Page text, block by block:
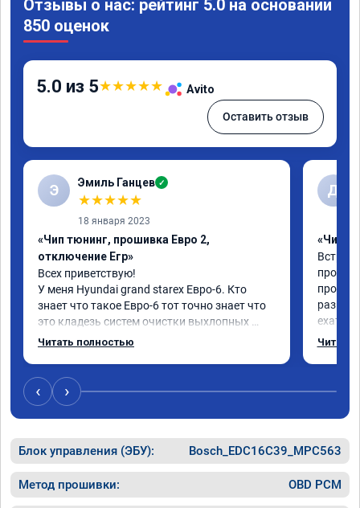
Отзывы о нас: рейтинг 5.0 на основании
850 оценок
5.0 из 5★★★★★ Avito
Оставить отзыв
Э Эмиль Ганцев ✓
★★★★★
18 января 2023
«Чип тюнинг, прошивка Евро 2,
отключение Егр»
Всех приветствую!
У меня Hyundai grand starex Евро-6. Кто
знает что такое Евро-6 тот точно знает что
это кладезь систем очистки выхлопных
газов, там и ЕГР и мочевина, сажевый
эти системы.
Хорошие специалисты, сделали все в срок
как договаривались, всегда были на связи,
Машина стала ракетой 🚀!!! Все поехало,
ничего теперь не мешает двигаться в
оживленном городе, маневренность +1000
сразу.
Читать полностью
Д
«Чип
прошло
ехать
болеше
Читать
‹ ›
Блок управления (ЭБУ): Bosch_EDC16C39_MPC563
Метод прошивки: OBD PCM